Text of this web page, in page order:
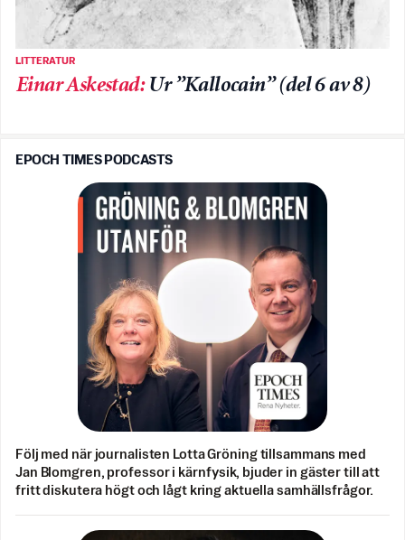
LITTERATUR
Einar Askestad: Ur ”Kallocain” (del 6 av 8)
EPOCH TIMES PODCASTS
Följ med när journalisten Lotta Gröning tillsammans med
Jan Blomgren, professor i kärnfysik, bjuder in gäster till att
fritt diskutera högt och lågt kring aktuella samhällsfrågor.